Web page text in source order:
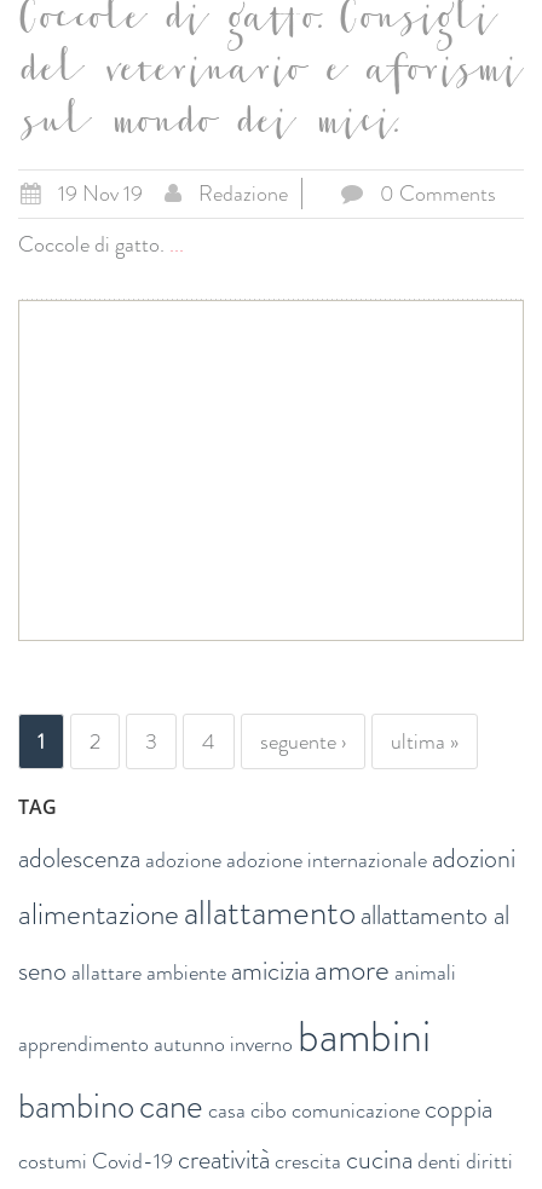
Coccole di gatto. Consigli
del veterinario e aforismi
sul mondo dei mici.
19 Nov 19 Redazione
0 Comments
Coccole di gatto. ...
PAGINE
1 2 3 4 seguente › ultima »
TAG
adolescenza adozioneadozione internazionaleadozioni
alimentazioneallattamentoallattamento al
seno allattareambienteamiciziaamore animali
apprendimento autunno inverno bambini
bambinocanecasacibocomunicazionecoppia
costumi Covid-19 creativitàcrescita cucinadentidiritti